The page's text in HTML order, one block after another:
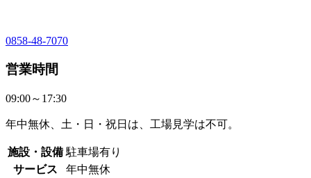
0858-48-7070
営業時間
09:00～17:30
年中無休、土・日・祝日は、工場見学は不可。
施設・設備 駐車場有り
サービス
年中無休